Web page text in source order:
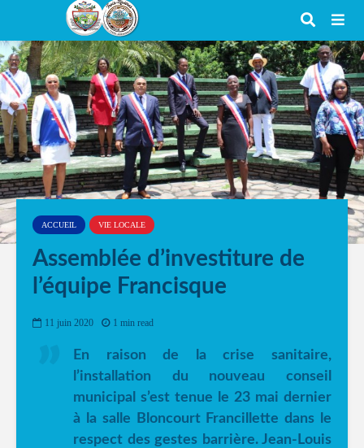
ACCUEIL VIE LOCALE
Assemblée d’investiture de
l’équipe Francisque
11 juin 2020 1 min read
En raison de la crise sanitaire,
l’installation du nouveau conseil
municipal s’est tenue le 23 mai dernier
à la salle Bloncourt Francillette dans le
respect des gestes barrière. Jean-Louis